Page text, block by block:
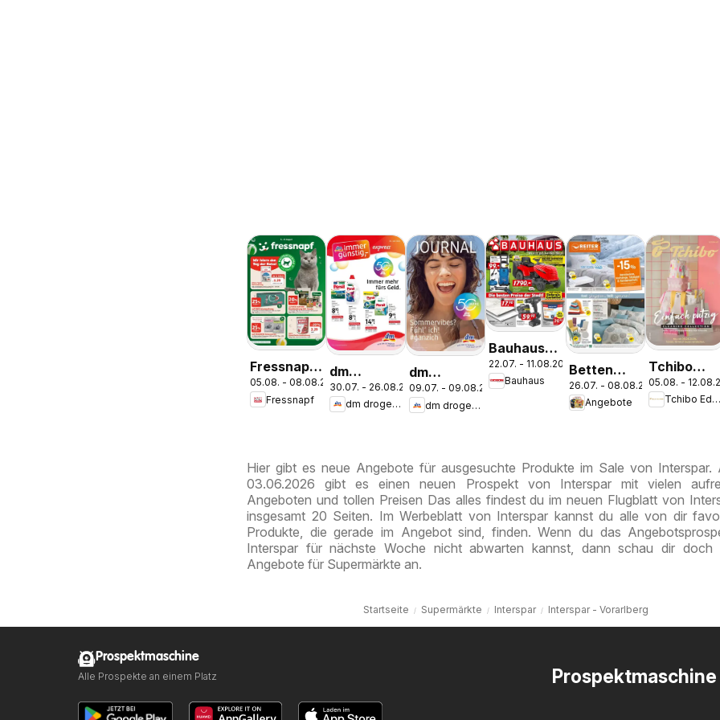
Fressnapf
Angebote
05.08. - 08.08.2026
Fressnapf
dm
drogerie
markt
August
30.07. - 26.08.2026
dm drogerie markt
dm
drogerie
markt
09.07. - 09.08.2026
dm drogerie markt
Bauhaus
Pasching,
Wels,
22.07. - 11.08.2026
Bauhaus
Betten
Reiter:
Aktuelle
26.07. - 08.08.2026
Angebote
Tchibo
Eduscho
Tchibo
05.08. -
Tchibo Eduscho
Hier gibt es neue Angebote für ausgesuchte Produkte im Sale von Interspar.
03.06.2026 gibt es einen neuen Prospekt von Interspar mit vielen
Angeboten und tollen Preisen Das alles findest du im neuen Flugblatt von
insgesamt 20 Seiten. Im Werbeblatt von Interspar kannst du alle von dir
Produkte, die gerade im Angebot sind, finden. Wenn du das
Interspar für nächste Woche nicht abwarten kannst, dann schau dir doch
Angebote für Supermärkte an.
Startseite Supermärkte Interspar Interspar - Vorarlberg
Prospektmaschine
Prospektmaschine
Alle Prospekte an einem Platz